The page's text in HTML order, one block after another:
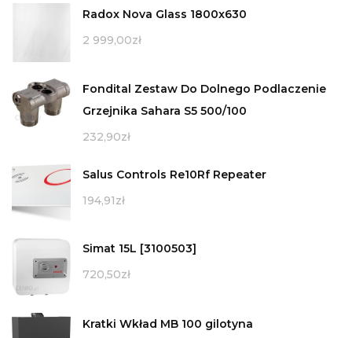
Radox Nova Glass 1800x630
2 999,00zł
Fondital Zestaw Do Dolnego Podlaczenie
Grzejnika Sahara S5 500/100
232,90zł
Salus Controls Re10Rf Repeater
194,91zł
Simat 15L [3100503]
720,50zł
Kratki Wkład MB 100 gilotyna